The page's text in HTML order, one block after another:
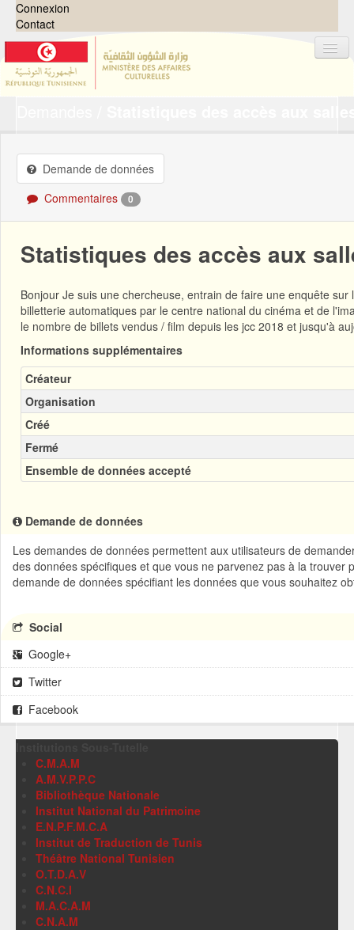
Connexion
Contact
Groupes
Demandes
À propos
Demande de données
Commentaires
0
Statistiques des accès aux
Bonjour Je suis une chercheuse, entrain de faire une enquête
billetterie automatiques par le centre national du cinéma et de
le nombre de billets vendus / film depuis les jcc 2018 et jusqu'à
Informations supplémentaires
Créateur
Organisation
Créé
Fermé
Ensemble de données accepté
Demande de données
Les demandes de données permettent aux utilisateurs de
des données spécifiques et que vous ne parvenez pas à la
demande de données spécifiant les données que vous souhaitez
Social
Google+
Twitter
Facebook
C.M.A.M
A.M.V.P.P.C
Bibliothèque Nationale
Institut National du Patrimoine
E.N.P.F.M.C.A
Institut de Traduction de Tunis
Théâtre National Tunisien
O.T.D.A.V
C.N.C.I
M.A.C.A.M
C.N.A.M